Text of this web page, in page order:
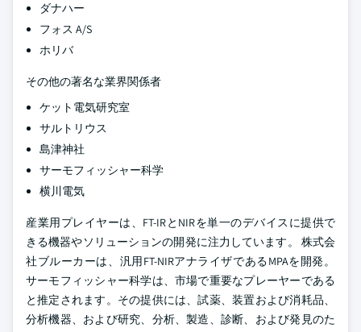
ダナハー
フォス A/S
ホリバ
その他の著名な業界関係者
ケット電気研究室
サルトリウス
島津神社
サーモフィッシャー科学
横川電気
産業用プレイヤーは、FT-IRとNIRを単一のデバイスに提供で
きる機器やソリューションの開発に注力しています。 株式会
社ブルーカーは、汎用FT-NIRアナライザであるMPAを開発。
サーモフィッシャー科学は、市場で重要なプレーヤーである
と推定されます。その提供には、試薬、装置および消耗品、
分析機器、および研究、分析、製造、診断、および発見のた